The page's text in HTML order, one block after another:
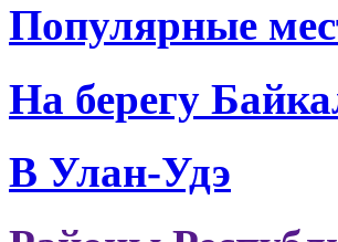
Популярные
На берегу
В Улан-Удэ